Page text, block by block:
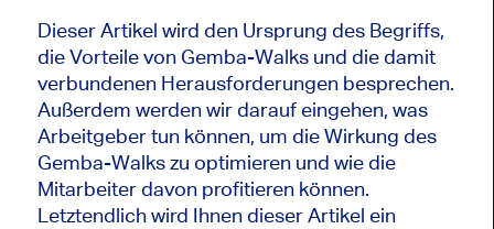
Dieser Artikel wird den Ursprung des Begriffs,
die Vorteile von Gemba-Walks und die damit
verbundenen Herausforderungen besprechen.
Außerdem werden wir darauf eingehen, was
Arbeitgeber tun können, um die Wirkung des
Gemba-Walks zu optimieren und wie die
Mitarbeiter davon profitieren können.
Letztendlich wird Ihnen dieser Artikel ein